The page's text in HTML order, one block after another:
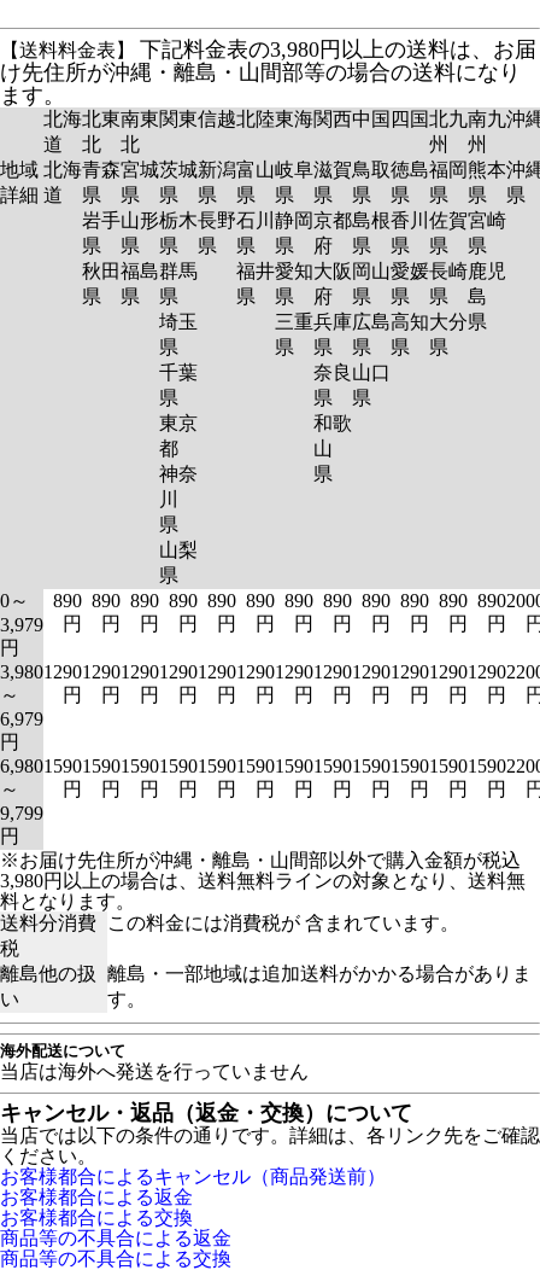
【送料料金表】
下記料金表の3,980円以上の送料は、お届
け先住所が沖縄・離島・山間部等の場合の送料になり
ます。
北海
道
北東
北
南東
北
関東信越北陸東海関西中国 四国北九
州
南九
州
沖
地域
詳細
北海
道
青森
県
岩手
県
秋田
県
宮城
県
山形
県
福島
県
茨城
県
栃木
県
群馬
県
埼玉
県
千葉
県
東京
都
神奈
川
県
山梨
県
新潟
県
長野
県
富山
県
石川
県
福井
県
岐阜
県
静岡
県
愛知
県
三重
県
滋賀
県
京都
府
大阪
府
兵庫
県
奈良
県
和歌
山
県
鳥取
県
島根
県
岡山
県
広島
県
山口
県
徳島
県
香川
県
愛媛
県
高知
県
福岡
県
佐賀
県
長崎
県
大分
県
熊本
県
宮崎
県
鹿児
島
県
沖
0～
3,979
円
890
円
890
円
890
円
890
円
890
円
890
円
890
円
890
円
890
円
890
円
890
円
890
円
3,980
～
6,979
円
1290
円
1290
円
1290
円
1290
円
1290
円
1290
円
1290
円
1290
円
1290
円
1290
円
1290
円
1290
円
6,980
～
9,799
円
1590
円
1590
円
1590
円
1590
円
1590
円
1590
円
1590
円
1590
円
1590
円
1590
円
1590
円
1590
円
※お届け先住所が沖縄・離島・山間部以外で購入金額が税込
3,980円以上の場合は、送料無料ラインの対象となり、送料無
料となります。
送料分消費
税
この料金には消費税が 含まれています。
離島他の扱
い
離島・一部地域は追加送料がかかる場合がありま
す。
海外配送について
当店は海外へ発送を行っていません
キャンセル・返品（返金・交換）について
当店では以下の条件の通りです。詳細は、各リンク先をご確認
ください。
お客様都合によるキャンセル（商品発送前）
お客様都合による返金
お客様都合による交換
商品等の不具合による返金
商品等の不具合による交換